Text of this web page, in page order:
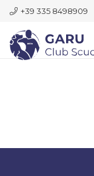
+39 335 8498909